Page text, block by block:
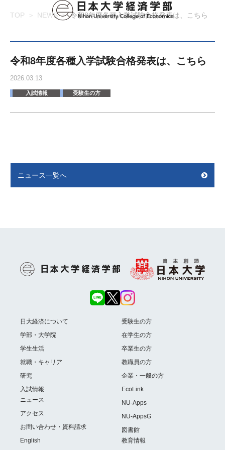
TOP NEWS 令和8年度各種入学試験合格発表は、こちら
令和8年度各種入学試験合格発表は、こちら
2026.03.13
入試情報 受験生の方
ニュース一覧へ
日大経済について
学部・大学院
学生生活
就職・キャリア
研究
入試情報
ニュース
アクセス
お問い合わせ・資料請求
English
受験生の方
在学生の方
卒業生の方
教職員の方
企業・一般の方
EcoLink
NU-Apps
NU-AppsG
図書館
教育情報